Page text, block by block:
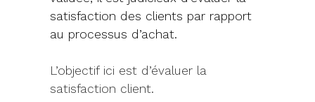
satisfaction des clients par rapport
au processus d’achat.
L’objectif ici est d’évaluer la
satisfaction client.